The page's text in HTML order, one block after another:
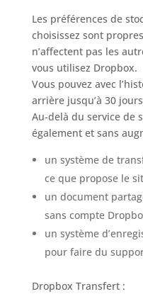
Les préférences de
choisissez sont
n’affectent pas les
vous utilisez Dropbox.
Vous pouvez avec
arrière jusqu’à 30
Au-delà du service de
également et sans
un système de
ce que propose le
un document
sans compte
un système
pour faire du
Dropbox Transfert :